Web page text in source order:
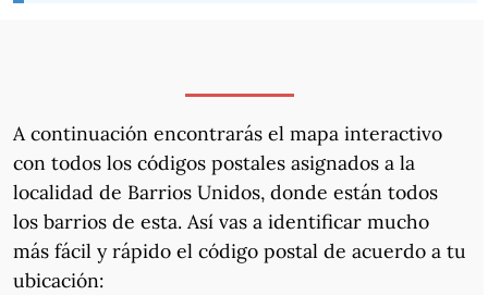
A continuación encontrarás el mapa interactivo
con todos los códigos postales asignados a la
localidad de Barrios Unidos, donde están todos
los barrios de esta. Así vas a identificar mucho
más fácil y rápido el código postal de acuerdo a tu
ubicación: